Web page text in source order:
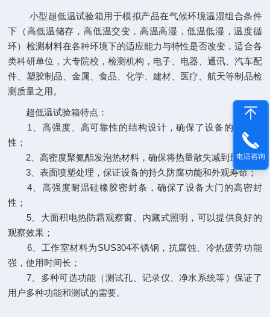
小型超低温试验箱用于模拟产品在气候环境温湿组合条件
下（高低温储存，高低温交变，高温高湿，低温低湿，温度循
环）检测材料在各种环境下的适应能力与特性是否改变，适合各
类科研单位，大专院校，检测机构，电子、电器、通讯、汽车配
件、塑胶制品、金属、食品、化学、建材、医疗、航天等制品检
测质量之用。
超低温试验箱特点：
1、高强度、高可靠性的结构设计，确保了设备的高可靠
性；
2、高密度聚氨酯发泡热材料，确保将热量散失减到最小；
3、表面喷塑处理，保证设备的持久防腐功能和外观寿命；
4、高强度耐温硅橡胶密封条，确保了设备大门的高密封
性；
5、大面积电热防霜观察窗、内藏式照明，可以提供良好的
观察效果；
6、工作室材料为SUS304不锈钢，抗腐蚀、冷热疲劳功能
强，使用时间长；
7、多种可选功能（测试孔、记录仪、净水系统等）保证了
用户多种功能和测试的需要。
电话咨询